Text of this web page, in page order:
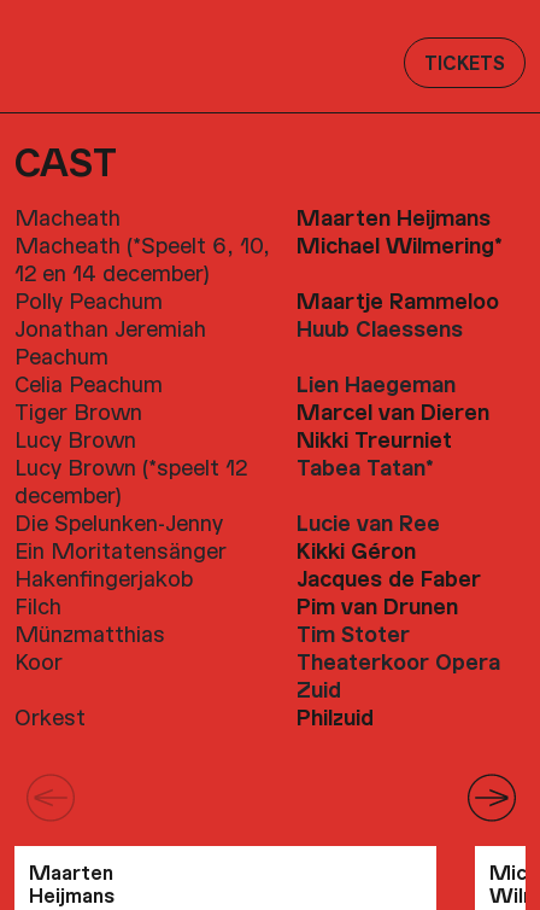
TICKETS
CAST
Macheath
Maarten Heijmans
Macheath (*Speelt 6, 10,
12 en 14 december)
Michael Wilmering*
Polly Peachum
Maartje Rammeloo
Jonathan Jeremiah
Peachum
Huub Claessens
Celia Peachum
Lien Haegeman
Tiger Brown
Marcel van Dieren
Lucy Brown
Nikki Treurniet
Lucy Brown (*speelt 12
december)
Tabea Tatan*
Die Spelunken-Jenny
Lucie van Ree
Ein Moritatensänger
Kikki Géron
Hakenfingerjakob
Jacques de Faber
Filch
Pim van Drunen
Münzmatthias
Tim Stoter
Koor
Theaterkoor Opera
Zuid
Orkest
Philzuid
Maarten
Heijmans